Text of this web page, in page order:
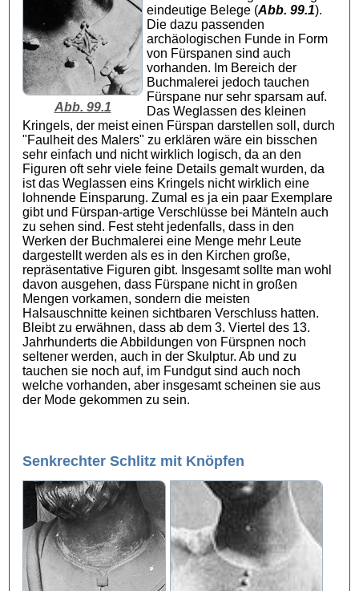
Abb. 99.1
eindeutige Belege (Abb. 99.1).
Die dazu passenden
archäologischen Funde in Form
von Fürspanen sind auch
vorhanden. Im Bereich der
Buchmalerei jedoch tauchen
Fürspane nur sehr sparsam auf.
Das Weglassen des kleinen
Kringels, der meist einen Fürspan darstellen soll, durch
"Faulheit des Malers" zu erklären wäre ein bisschen
sehr einfach und nicht wirklich logisch, da an den
Figuren oft sehr viele feine Details gemalt wurden, da
ist das Weglassen eins Kringels nicht wirklich eine
lohnende Einsparung. Zumal es ja ein paar Exemplare
gibt und Fürspan-artige Verschlüsse bei Mänteln auch
zu sehen sind. Fest steht jedenfalls, dass in den
Werken der Buchmalerei eine Menge mehr Leute
dargestellt werden als es in den Kirchen große,
repräsentative Figuren gibt. Insgesamt sollte man wohl
davon ausgehen, dass Fürspane nicht in großen
Mengen vorkamen, sondern die meisten
Halsauschnitte keinen sichtbaren Verschluss hatten.
Bleibt zu erwähnen, dass ab dem 3. Viertel des 13.
Jahrhunderts die Abbildungen von Fürspnen noch
seltener werden, auch in der Skulptur. Ab und zu
tauchen sie noch auf, im Fundgut sind auch noch
welche vorhanden, aber insgesamt scheinen sie aus
der Mode gekommen zu sein.
Senkrechter Schlitz mit Knöpfen